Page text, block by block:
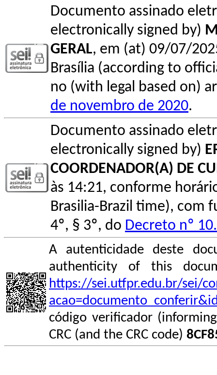
Documento assinado
electronically signed by)
GERAL, em (at) 09/07/
Brasília (according to
no (with legal based on)
de novembro de 2020.
Documento assinado
electronically signed by)
COORDENADOR(A) DE
às 14:21, conforme
Brasilia-Brazil time), com
4º, § 3º, do Decreto nº
A autenticidade deste
authenticity of this
https://sei.utfpr.edu.br/sei/
código verificador
CRC (and the CRC code)